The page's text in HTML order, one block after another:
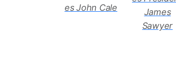
es John Cale
James
Sawyer